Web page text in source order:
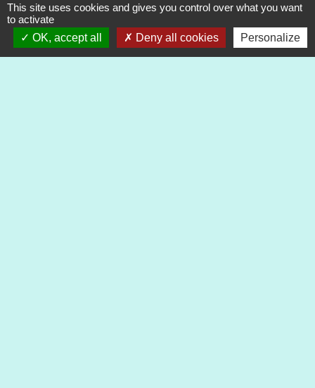
11 rue de Belfort
68990 Heimsbrunn - FRANCE
+33 3 89 81 90 34
This site uses cookies and gives you control over what you want
to activate
OK, accept all
Deny all cookies Personalize